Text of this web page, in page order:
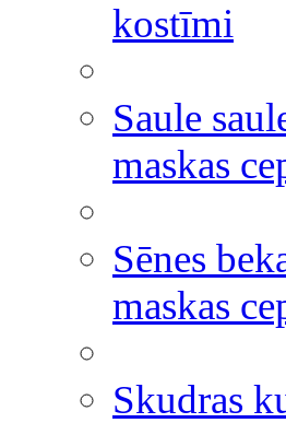
kostīmi
Saule
maskas
Sēnes
maskas
Skudras